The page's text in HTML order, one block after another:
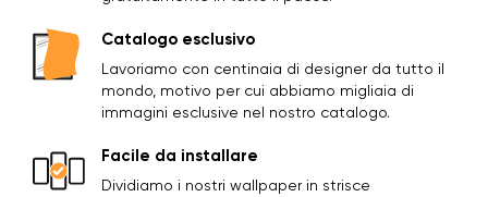
Catalogo esclusivo
Lavoriamo con centinaia di designer da tutto il
mondo, motivo per cui abbiamo migliaia di
immagini esclusive nel nostro catalogo.
Facile da installare
Dividiamo i nostri wallpaper in strisce